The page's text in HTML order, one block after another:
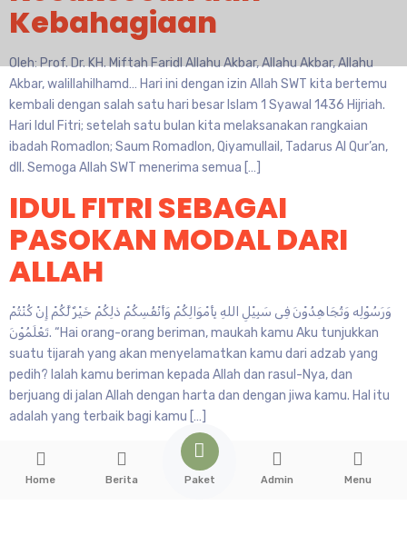
Kebahagiaan
Oleh: Prof. Dr. KH. Miftah Faridl Allahu Akbar, Allahu Akbar, Allahu
Akbar, walillahilhamd… Hari ini dengan izin Allah SWT kita bertemu
kembali dengan salah satu hari besar Islam 1 Syawal 1436 Hijriah.
Hari Idul Fitri; setelah satu bulan kita melaksanakan rangkaian
ibadah Romadlon; Saum Romadlon, Qiyamullail, Tadarus Al Qur’an,
dll. Semoga Allah SWT menerima semua […]
IDUL FITRI SEBAGAI
PASOKAN MODAL DARI
ALLAH
وَرَسُوْلِه وَتُجَاهِدُوْنَ فِى سَبِيْلِ اللهِ بِأَمْوَالِكُمْ وَأَنْفُسِكُمْ ذلِكُمْ خَيْرٌ لَّكُمْ إِنْ كُنْتُمْ
تَعْلَمُوْنَ. “Hai orang-orang beriman, maukah kamu Aku tunjukkan
suatu tijarah yang akan menyelamatkan kamu dari adzab yang
pedih? Ialah kamu beriman kepada Allah dan rasul-Nya, dan
berjuang di jalan Allah dengan harta dan dengan jiwa kamu. Hal itu
adalah yang terbaik bagi kamu […]
Home Berita Paket Admin Menu